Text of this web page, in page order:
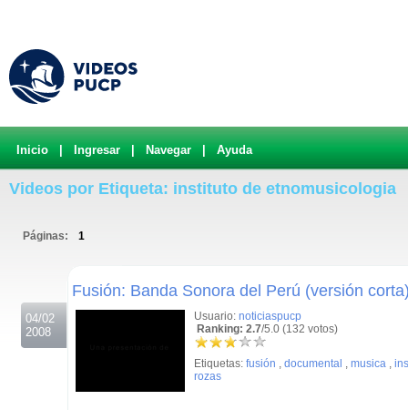
Inicio Ingresar Navegar Ayuda
Videos por Etiqueta: instituto de etnomusicologia
Páginas: 1
04/02
2008
Fusión: Banda Sonora del Perú (versión
Usuario: noticiaspucp
Ranking: 2.7/5.0 (132 votos)
Etiquetas: fusión , documental , musica ,
rozas